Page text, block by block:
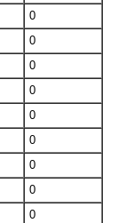
0
0
0
0
0
0
0
0
0